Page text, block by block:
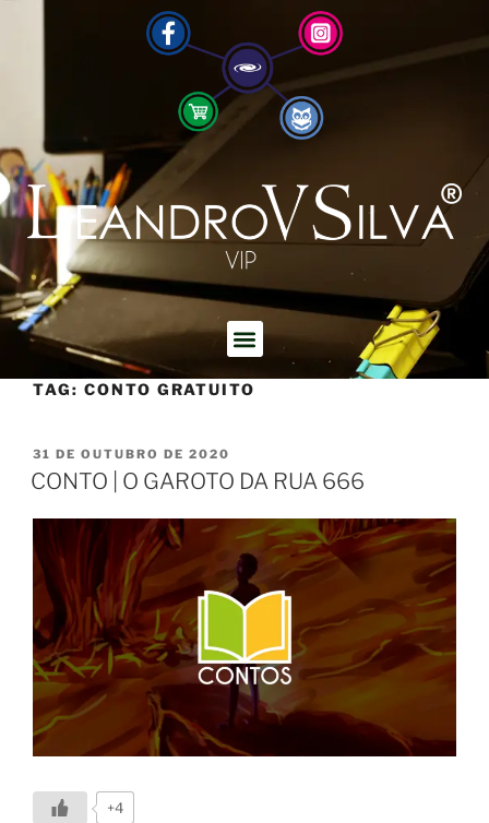
TAG: CONTO GRATUITO
31 DE OUTUBRO DE 2020
CONTO | O GAROTO DA RUA 666
+4